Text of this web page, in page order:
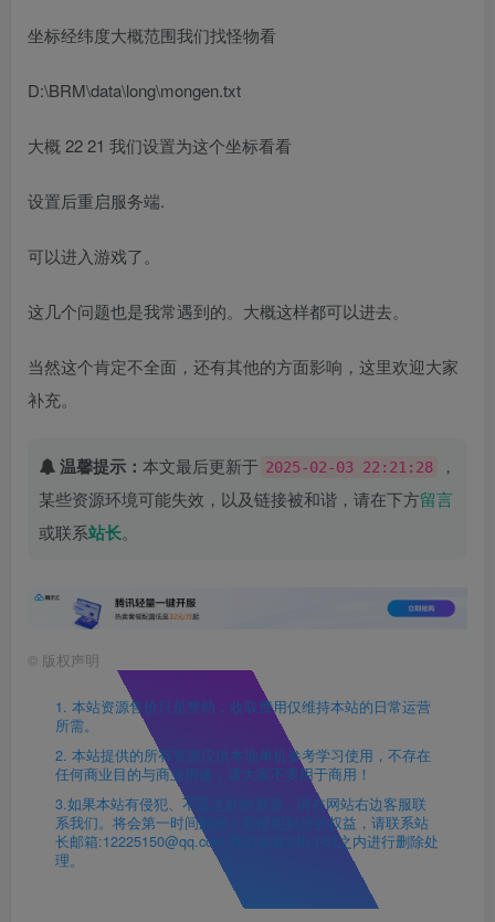
坐标经纬度大概范围我们找怪物看
D:\BRM\data\long\mongen.txt
大概 22 21 我们设置为这个坐标看看
设置后重启服务端.
可以进入游戏了。
这几个问题也是我常遇到的。大概这样都可以进去。
当然这个肯定不全面，还有其他的方面影响，这里欢迎大家
补充。
温馨提示： 本文最后更新于 2025-02-03 22:21:28
，
某些资源环境可能失效，以及链接被和谐，请在下方留言
或联系站长。
© 版权声明
1. 本站资源售价只是赞助，收取费用仅维持本站的日常运营
所需。
2. 本站提供的所有资源仅供本地单机参考学习使用，不存在
任何商业目的与商业用途，请大家不要用于商用！
3.如果本站有侵犯、不妥之处的资源，请在网站右边客服联
系我们。将会第一时间解决！若侵犯到您的权益，请联系站
长邮箱:12225150@qq.com 我们会在24h小时之内进行删除处
理。